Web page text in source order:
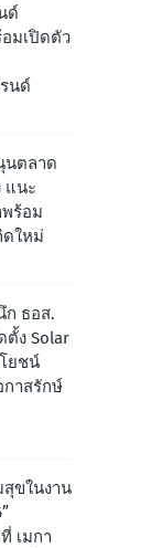
ด์
มเปิดตัว
นด์
นตลาด
แนะ
ร้อม
ดใหม่
ก ธอส.
ตั้ง Solar
ยชน์
กาสรักษ์
สุขในงาน
เมกา